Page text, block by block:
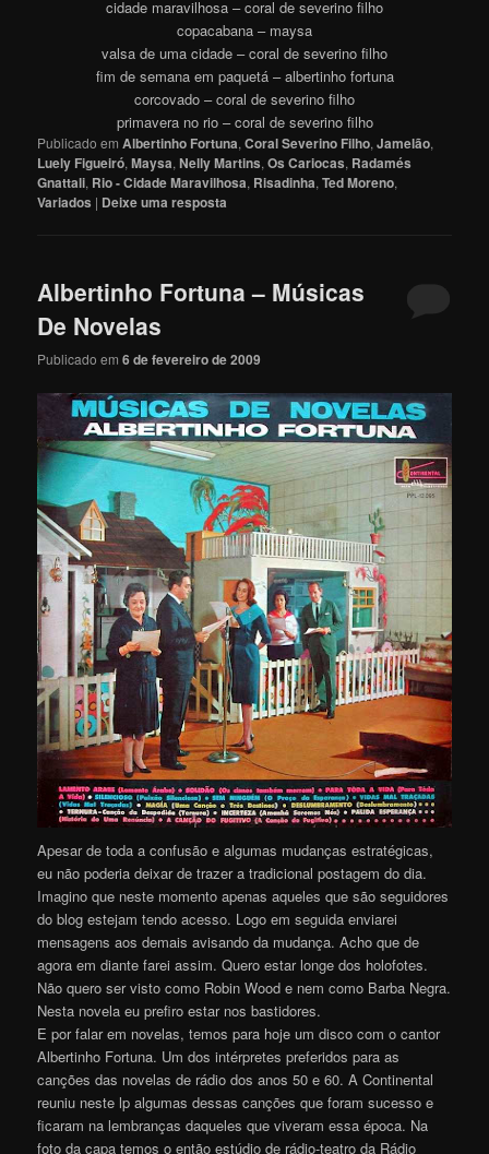
cidade maravilhosa – coral de severino filho
copacabana – maysa
valsa de uma cidade – coral de severino filho
fim de semana em paquetá – albertinho fortuna
corcovado – coral de severino filho
primavera no rio – coral de severino filho
Publicado em Albertinho Fortuna,Coral Severino Filho,Jamelão,
Luely Figueiró,Maysa,Nelly Martins,Os Cariocas, Radamés
Gnattali, Rio - Cidade Maravilhosa, Risadinha,Ted Moreno,
Variados | Deixe uma resposta
Albertinho Fortuna – Músicas
De Novelas
Publicado em6 de fevereiro de 2009
Apesar de toda a confusão e algumas mudanças estratégicas,
eu não poderia deixar de trazer a tradicional postagem do dia.
Imagino que neste momento apenas aqueles que são seguidores
do blog estejam tendo acesso. Logo em seguida enviarei
mensagens aos demais avisando da mudança. Acho que de
agora em diante farei assim. Quero estar longe dos holofotes.
Não quero ser visto como Robin Wood e nem como Barba Negra.
Nesta novela eu prefiro estar nos bastidores.
E por falar em novelas, temos para hoje um disco com o cantor
Albertinho Fortuna. Um dos intérpretes preferidos para as
canções das novelas de rádio dos anos 50 e 60. A Continental
reuniu neste lp algumas dessas canções que foram sucesso e
ficaram na lembranças daqueles que viveram essa época. Na
foto da capa temos o então estúdio de rádio-teatro da Rádio